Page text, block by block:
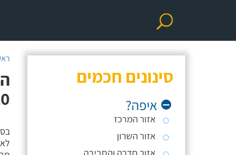
סינונים חכמים
איפה?
אזור המרכז
אזור השרון